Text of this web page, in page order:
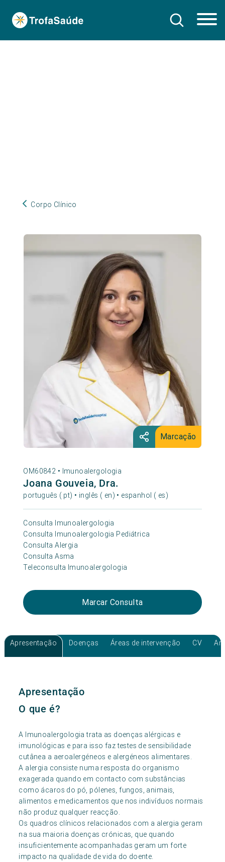
Corpo Clínico
Marcação
OM60842 • Imunoalergologia
Joana Gouveia, Dra.
português ( pt) • inglês ( en) • espanhol ( es)
Consulta Imunoalergologia
Consulta Imunoalergologia Pediátrica
Consulta Alergia
Consulta Asma
Teleconsulta Imunoalergologia
Marcar Consulta
Apresentação Doenças Áreas de intervenção CV
Apresentação
O que é?
A Imunoalergologia trata as doenças alérgicas e
imunológicas e para isso faz testes de sensibilidade
cutânea a aeroalergéneos e alergéneos alimentares.
A alergia consiste numa resposta do organismo
exagerada quando em contacto com substâncias
como ácaros do pó, pólenes, fungos, animais,
alimentos e medicamentos que nos indivíduos normais
não produz qualquer reacção.
Os quadros clínicos relacionados com a alergia geram
na sua maioria doenças crónicas, que quando
insuficientemente acompanhadas geram um forte
impacto na qualidade de vida do doente.